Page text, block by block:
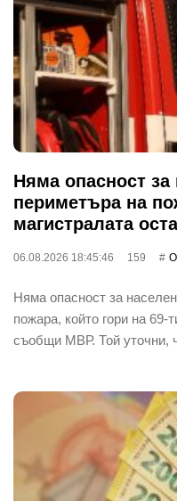
Няма опасност за
периметъра на
магистралата
06.08.2026 18:45:46 159
Няма опасност за
пожара, който гори на
съобщи МВР. Той уточни,